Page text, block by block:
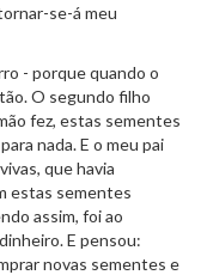
se-á meu
- porque quando o
O segundo filho
fez, estas sementes
nada. E o meu pai
que havia
estas sementes
assim, foi ao
E pensou:
novas sementes e